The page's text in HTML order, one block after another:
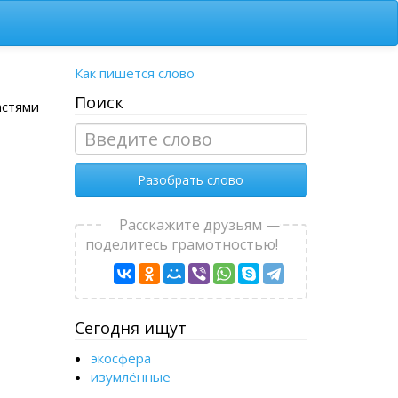
Как пишется слово
Поиск
Разобрать слово
Расскажите друзьям —
поделитесь грамотностью!
Сегодня ищут
экосфера
изумлённые